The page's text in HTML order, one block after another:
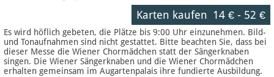
Karten kaufen 14 €- 52 €
Es wird höflich gebeten, die Plätze bis 9:00 Uhr einzunehmen. Bild-
und Tonaufnahmen sind nicht gestattet. Bitte beachten Sie, dass bei
dieser Messe die Wiener Chormädchen statt der Sängerknaben
singen. Die Wiener Sängerknaben und die Wiener Chormädchen
erhalten gemeinsam im Augartenpalais ihre fundierte Ausbildung.